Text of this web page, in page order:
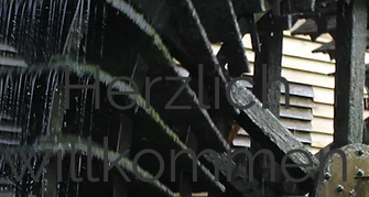
Herzlich
willkommen